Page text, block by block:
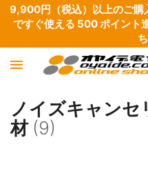
9,900円（税込）以上のご
ですぐ使える 500 ポイント
ノイズキャンセ
材 (9)